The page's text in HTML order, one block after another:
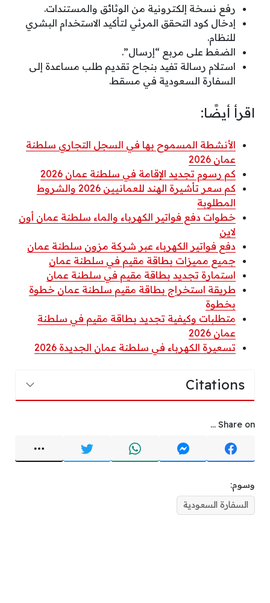
رفع نسخة إلكترونية من الوثائق والمستندات.
إدخال كود التحقق المرئي لتأكيد الاستخدام البشري
للنظام.
الضغط على مربع “إرسال”.
استلام رسالة تفيد بنجاح تقديم طلب مساعدة إلى
السفارة السعودية في مسقط.
اقرأ أيضًا:
الأنشطة المسموح بها في السجل التجاري سلطنة
عمان 2026
كم رسوم تجديد الإقامة في سلطنة عمان 2026
كم سعر تأشيرة الهند للعمانيين 2026 والشروط
المطلوبة
خطوات دفع فواتير الكهرباء والماء سلطنة عمان أون
لاين
دفع فواتير الكهرباء عبر شركة مزون سلطنة عمان
جميع مميزات بطاقة مقيم في سلطنة عمان
استمارة تجديد بطاقة مقيم في سلطنة عمان
طريقة استخراج بطاقة مقيم سلطنة عمان خطوة
بخطوة
متطلبات وكيفية تجديد بطاقة مقيم في سلطنة
عمان 2026
تسعيرة الكهرباء في سلطنة عمان الجديدة 2026
Citations
Share on ...
وسوم:
السفارة السعودية